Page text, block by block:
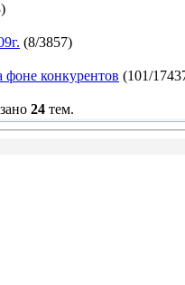
)
(8/3857)
фоне конкурентов (101/
24 тем.